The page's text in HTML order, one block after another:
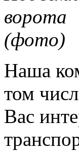
Наша
том
Вас